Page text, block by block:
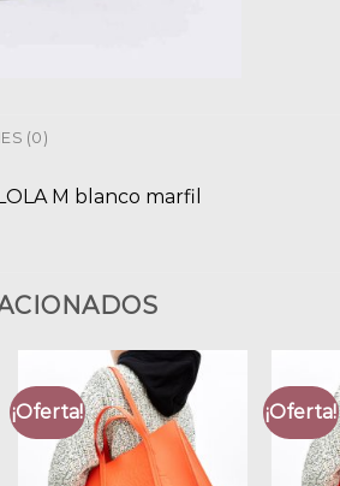
(0)
M blanco marfil
¡Oferta! ¡Oferta!